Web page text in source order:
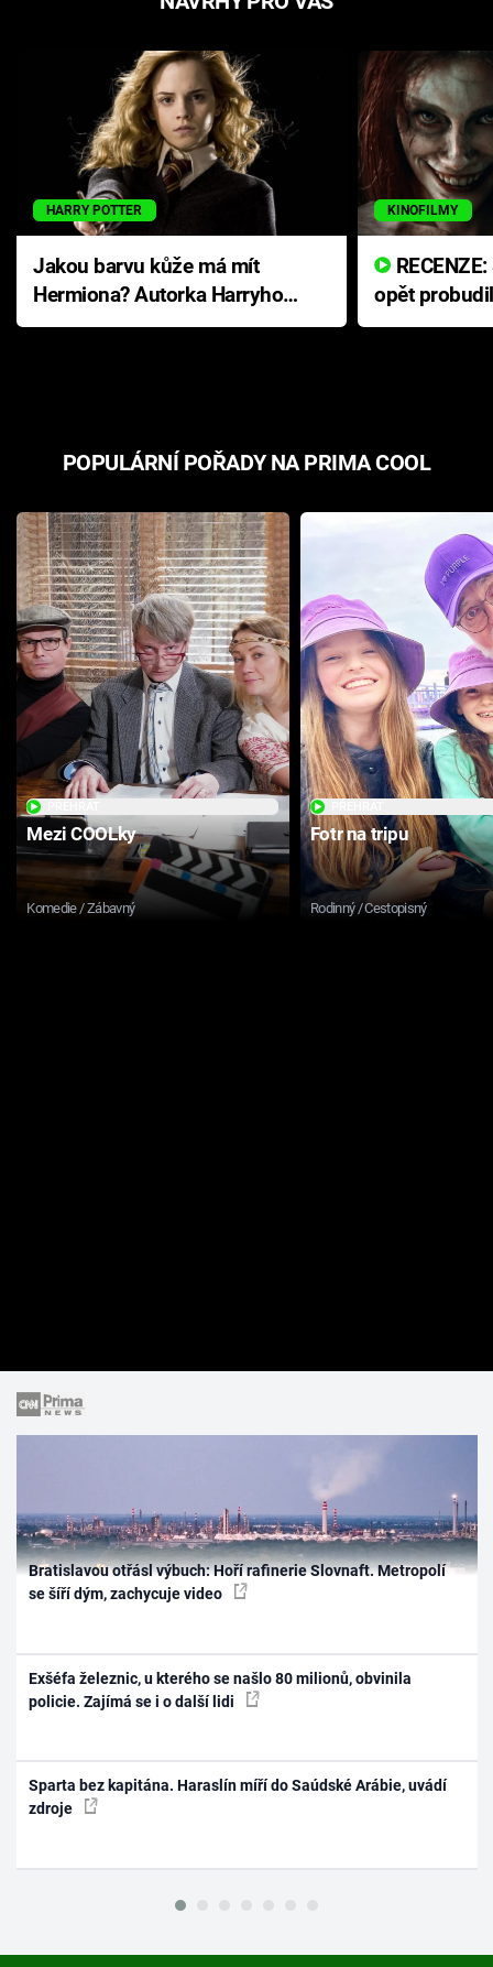
HARRY POTTER
Jakou barvu kůže má mít
Hermiona? Autorka Harryho
Pottera přišla s ráznou
KINOFILMY
opět
přichází s
POPULÁRNÍ POŘADY NA PRIMA COOL
Mezi COOLky
Komedie / Zábavný
Fotr na tripu
Rodinný / Cestopisný
Bratislavou otřásl výbuch: Hoří rafinerie Slovnaft. Metropolí
se šíří dým, zachycuje video
Exšéfa železnic, u kterého se našlo 80 milionů, obvinila
policie. Zajímá se i o další lidi
Sparta bez kapitána. Haraslín míří do Saúdské Arábie, uvádí
zdroje